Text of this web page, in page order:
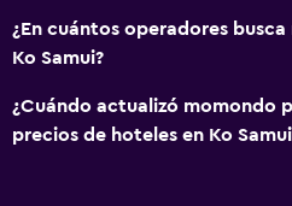
¿En cuántos operadores
Ko Samui?
¿Cuándo actualizó momondo
precios de hoteles en Ko